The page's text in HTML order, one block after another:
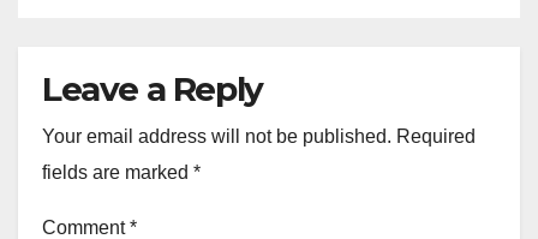
Leave a Reply
Your email address will not be published. Required
fields are marked *
Comment*